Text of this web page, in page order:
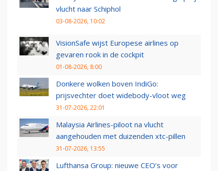
vlucht naar Schiphol
03-08-2026, 10:02
VisionSafe wijst Europese airlines op
gevaren rook in de cockpit
01-08-2026, 8:00
Donkere wolken boven IndiGo:
prijsvechter doet widebody-vloot weg
31-07-2026, 22:01
Malaysia Airlines-piloot na vlucht
aangehouden met duizenden xtc-pillen
31-07-2026, 13:55
Lufthansa Group: nieuwe CEO’s voor